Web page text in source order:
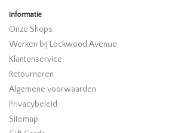
Informatie
Onze Shops
Werken bij Lockwood Avenue
Klantenservice
Retourneren
Algemene voorwaarden
Privacybeleid
Sitemap